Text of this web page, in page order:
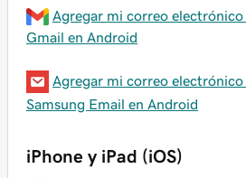
Agregar mi correo
Gmail en Android
Agregar mi correo
Samsung Email en Android
iPhone y iPad (iOS)